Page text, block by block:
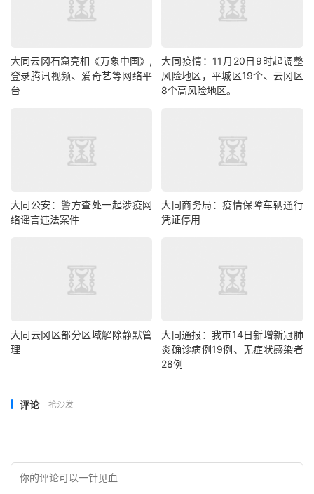
大同云冈石窟亮相《万象中国》,
登录腾讯视频、爱奇艺等网络平
台
大同疫情：11月20日9时起调整
风险地区，平城区19个、云冈区
8个高风险地区。
大同公安：警方查处一起涉疫网
络谣言违法案件
大同商务局：疫情保障车辆通行
凭证停用
大同云冈区部分区域解除静默管
理
大同通报：我市14日新增新冠肺
炎确诊病例19例、无症状感染者
28例
评论 抢沙发